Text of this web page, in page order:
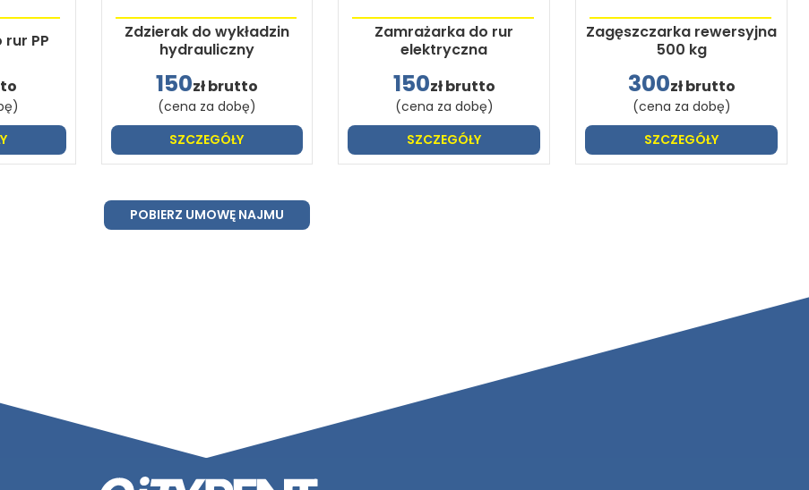
PP
Zdzierak do wykładzin
hydrauliczny
150zł brutto
(cena za dobę)
SZCZEGÓŁY
Zamrażarka do rur
elektryczna
150zł brutto
(cena za dobę)
SZCZEGÓŁY
Zagęszczarka rewersyjna
500 kg
300zł brutto
(cena za dobę)
SZCZEGÓŁY
POBIERZ UMOWĘ NAJMU